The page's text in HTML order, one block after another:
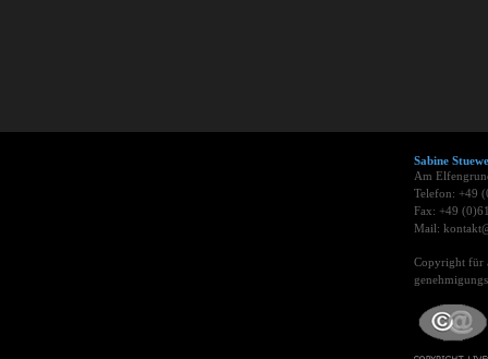
Sabine
Am
Telefon: +49
Fax: +49
Mail:
Copyright für